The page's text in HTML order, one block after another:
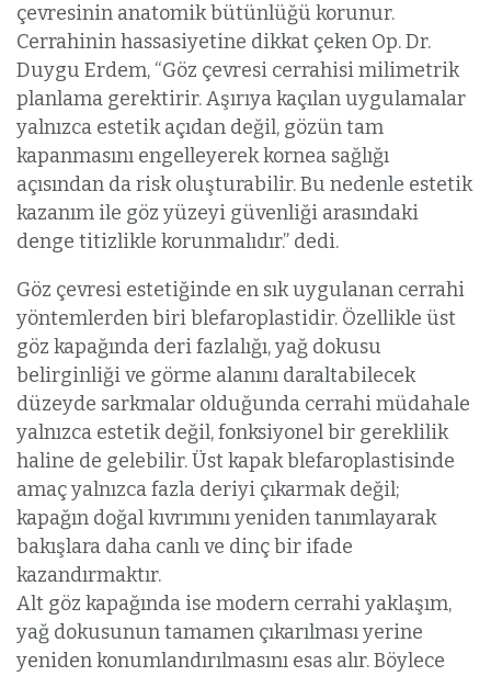
çevresinin anatomik bütünlüğü korunur.
Cerrahinin hassasiyetine dikkat çeken Op. Dr.
Duygu Erdem, “Göz çevresi cerrahisi milimetrik
planlama gerektirir. Aşırıya kaçılan uygulamalar
yalnızca estetik açıdan değil, gözün tam
kapanmasını engelleyerek kornea sağlığı
açısından da risk oluşturabilir. Bu nedenle estetik
kazanım ile göz yüzeyi güvenliği arasındaki
denge titizlikle korunmalıdır.” dedi.
Göz çevresi estetiğinde en sık uygulanan cerrahi
yöntemlerden biri blefaroplastidir. Özellikle üst
göz kapağında deri fazlalığı, yağ dokusu
belirginliği ve görme alanını daraltabilecek
düzeyde sarkmalar olduğunda cerrahi müdahale
yalnızca estetik değil, fonksiyonel bir gereklilik
haline de gelebilir. Üst kapak blefaroplastisinde
amaç yalnızca fazla deriyi çıkarmak değil;
kapağın doğal kıvrımını yeniden tanımlayarak
bakışlara daha canlı ve dinç bir ifade
kazandırmaktır.
Alt göz kapağında ise modern cerrahi yaklaşım,
yağ dokusunun tamamen çıkarılması yerine
yeniden konumlandırılmasını esas alır. Böylece